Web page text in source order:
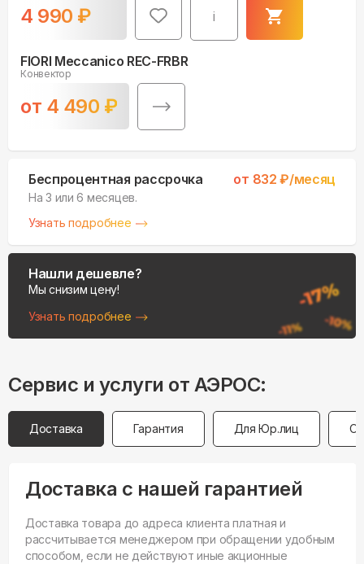
4 990 ₽ i
FIORI Meccanico REC-FRBR
Конвектор
от 4 490 ₽
Беспроцентная рассрочка от 832 ₽/месяц
На 3 или 6 месяцев.
Узнать подробнее
Нашли дешевле?
Мы снизим цену!
Узнать подробнее
Сервис и услуги от АЭРОС:
Доставка Гарантия Для Юр.лиц
Доставка с нашей гарантией
Доставка товара до адреса клиента платная и
рассчитывается менеджером при обращении удобным
способом, если не действуют иные акционные